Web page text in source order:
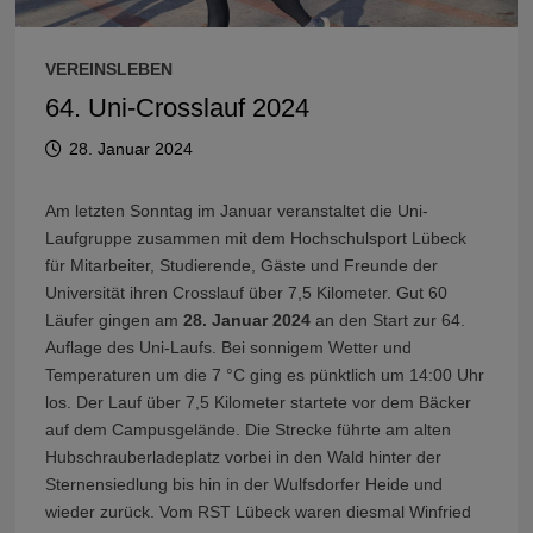
VEREINSLEBEN
64. Uni-Crosslauf 2024
28. Januar 2024
Am letzten Sonntag im Januar veranstaltet die Uni-
Laufgruppe zusammen mit dem Hochschulsport Lübeck
für Mitarbeiter, Studierende, Gäste und Freunde der
Universität ihren Crosslauf über 7,5 Kilometer. Gut 60
Läufer gingen am 28. Januar 2024an den Start zur 64.
Auflage des Uni-Laufs. Bei sonnigem Wetter und
Temperaturen um die 7 °C ging es pünktlich um 14:00 Uhr
los. Der Lauf über 7,5 Kilometer startete vor dem Bäcker
auf dem Campusgelände. Die Strecke führte am alten
Hubschrauberladeplatz vorbei in den Wald hinter der
Sternensiedlung bis hin in der Wulfsdorfer Heide und
wieder zurück. Vom RST Lübeck waren diesmal Winfried